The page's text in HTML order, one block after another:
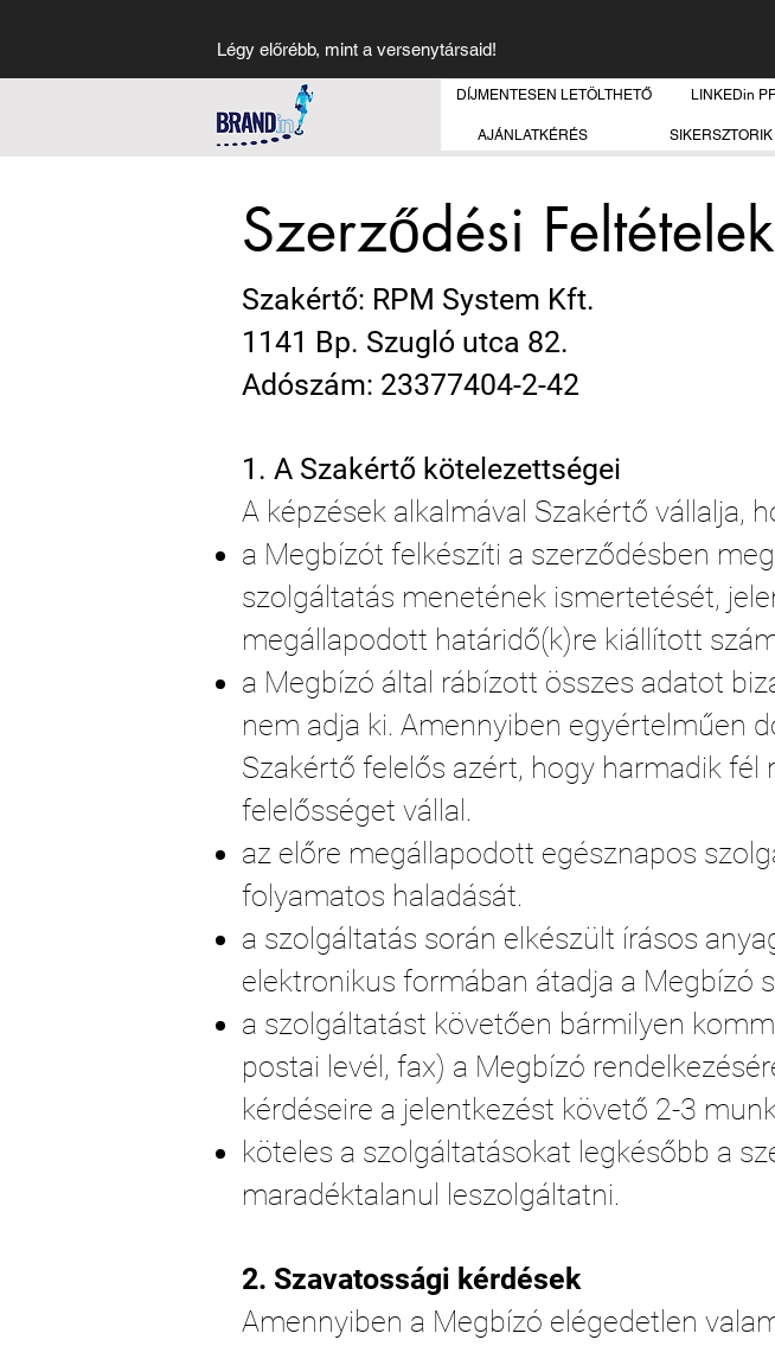
Légy előrébb, mint a versenytársaid!
DÍJMENTESEN LETÖLTHETŐ LINKEDin
AJÁNLATKÉRÉS SIKERSZTORIK
Szerződési
Szakértő: RPM System Kft.
1141 Bp. Szugló utca 82.
Adószám: 23377404-2-42
1. A Szakértő kötelezettségei
A képzések alkalmával Szakértő vállalja,
a Megbízót felkészíti a szerződésben
szolgáltatás menetének ismertetését,
megállapodott határidő(k)re kiállított
a Megbízó által rábízott összes adatot
nem adja ki. Amennyiben egyértelműen
Szakértő felelős azért, hogy harmadik
felelősséget vállal.
az előre megállapodott egésznapos
folyamatos haladását.
a szolgáltatás során elkészült írásos
elektronikus formában átadja a Megbízó
a szolgáltatást követően bármilyen
postai levél, fax) a Megbízó
kérdéseire a jelentkezést követő 2-3
köteles a szolgáltatásokat legkésőbb a
maradéktalanul leszolgáltatni.
2. Szavatossági kérdések
Amennyiben a Megbízó elégedetlen